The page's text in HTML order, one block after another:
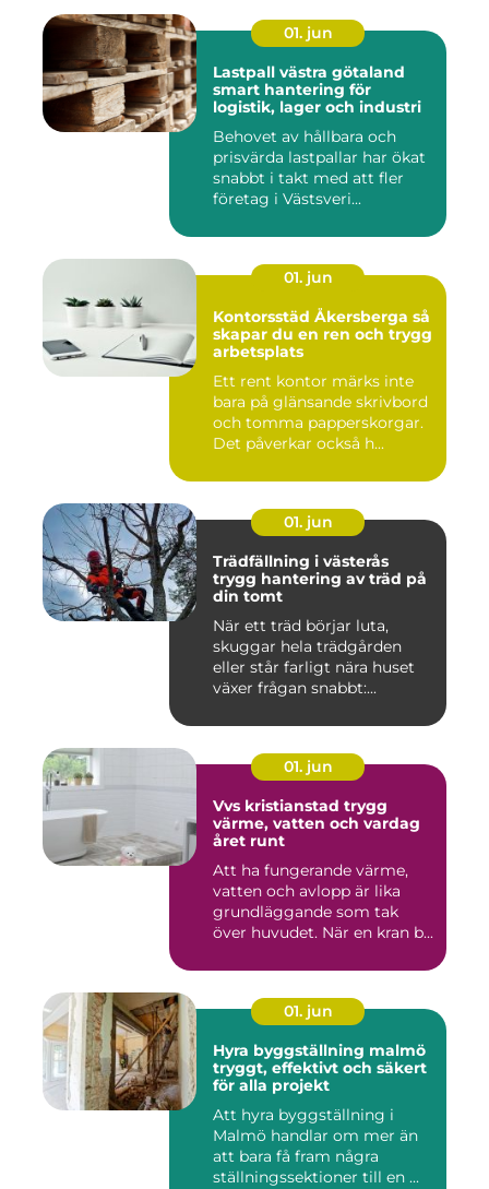
01. jun
Lastpall västra götaland
smart hantering för
logistik, lager och industri
Behovet av hållbara och
prisvärda lastpallar har ökat
snabbt i takt med att fler
företag i Västsveri...
01. jun
Kontorsstäd Åkersberga så
skapar du en ren och trygg
arbetsplats
Ett rent kontor märks inte
bara på glänsande skrivbord
och tomma papperskorgar.
Det påverkar också h...
01. jun
Trädfällning i västerås
trygg hantering av träd på
din tomt
När ett träd börjar luta,
skuggar hela trädgården
eller står farligt nära huset
växer frågan snabbt:...
01. jun
Vvs kristianstad trygg
värme, vatten och vardag
året runt
Att ha fungerande värme,
vatten och avlopp är lika
grundläggande som tak
över huvudet. När en kran b...
01. jun
Hyra byggställning malmö
tryggt, effektivt och säkert
för alla projekt
Att hyra byggställning i
Malmö handlar om mer än
att bara få fram några
ställningssektioner till en ...